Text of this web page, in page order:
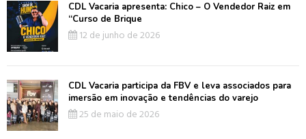
CDL Vacaria apresenta: Chico – O Vendedor Raiz em
“Curso de Brique
12 de junho de 2026
CDL Vacaria participa da FBV e leva associados para
imersão em inovação e tendências do varejo
25 de maio de 2026